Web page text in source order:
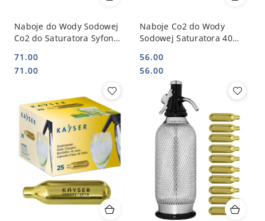
Naboje do Wody Sodowej
Co2 do Saturatora Syfonu
1101_5
Cena:
71.00
Cena:
71.00
Naboje Co2 do Wody
Sodowej Saturatora 40
KAYSER 11014
Cena:
56.00
Cena:
56.00